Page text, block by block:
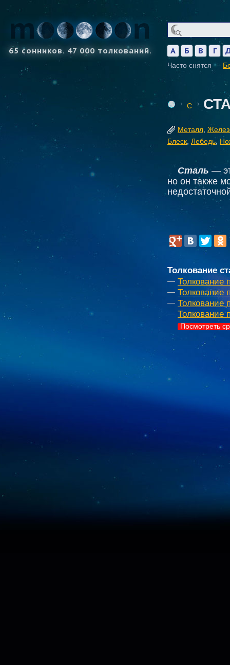
65 сонников. 47 000 толкований. А Б В Г
Часто снятся —
С
Металл
Блеск Лебедь,
Сталь —
но он также
Толкование
Толкование
Толкование
Толкование
Толкование
Посмотреть